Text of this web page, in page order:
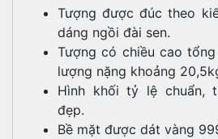
Tượng được đúc theo
dáng ngồi đài sen.
Tượng có chiều cao
lượng nặng khoảng
Hình khối tỷ lệ chuẩn,
đẹp.
Bề mặt được dát vàng